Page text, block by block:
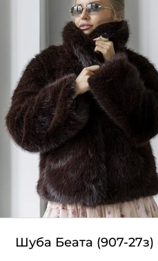
Шуба Беата (907-27з)